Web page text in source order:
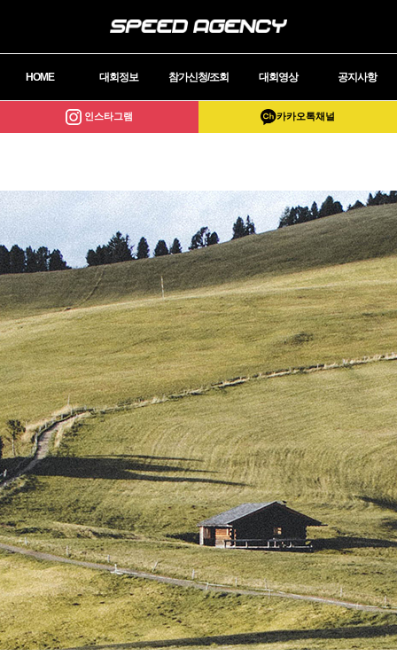
HOME 대회정보 참가신청/조회 대회영상 공지사항
인스타그램 카카오톡채널